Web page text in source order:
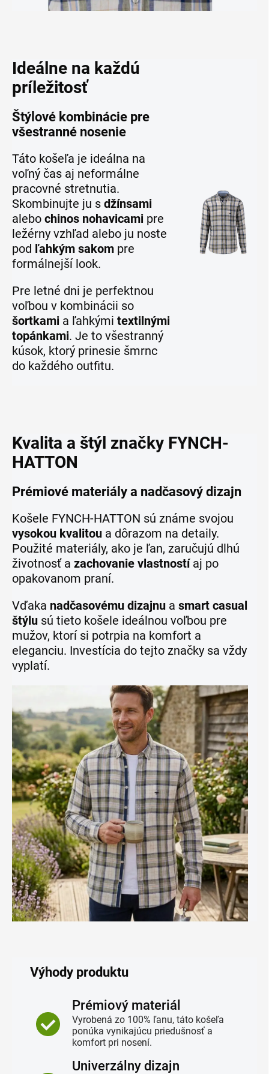
Ideálne na každú
príležitosť
Štýlové kombinácie pre
všestranné nosenie
Táto košeľa je ideálna na
voľný čas aj neformálne
pracovné stretnutia.
Skombinujte ju s džínsami
alebo chinos nohavicami pre
ležérny vzhľad alebo ju noste
pod ľahkým sakom pre
formálnejší look.
Pre letné dni je perfektnou
voľbou v kombinácii so
šortkami a ľahkými textilnými
topánkami. Je to všestranný
kúsok, ktorý prinesie šmrnc
do každého outfitu.
Kvalita a štýl značky FYNCH-
HATTON
Prémiové materiály a nadčasový dizajn
Košele FYNCH-HATTON sú známe svojou
vysokou kvalitou a dôrazom na detaily.
Použité materiály, ako je ľan, zaručujú dlhú
životnosť a zachovanie vlastnostíaj po
opakovanom praní.
Vďaka nadčasovému dizajnu a smart casual
štýlu sú tieto košele ideálnou voľbou pre
mužov, ktorí si potrpia na komfort a
eleganciu. Investícia do tejto značky sa vždy
vyplatí.
Výhody produktu
Prémiový materiál
Vyrobená zo 100% ľanu, táto košeľa
ponúka vynikajúcu priedušnosť a
komfort pri nosení.
Univerzálny dizajn